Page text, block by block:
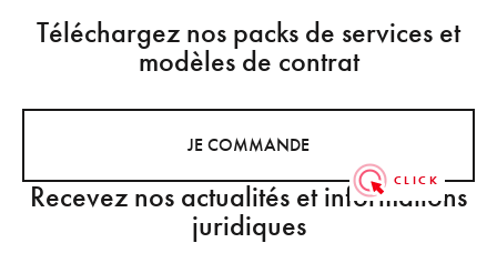
Recevez nos actualités et informations
juridiques
Téléchargez nos packs de services et
modèles de contrat
JE COMMANDE